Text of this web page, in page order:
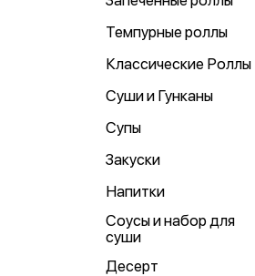
Темпурные роллы
Классические Роллы
Суши и Гунканы
Супы
Закуски
Напитки
Соусы и набор для
суши
Десерт